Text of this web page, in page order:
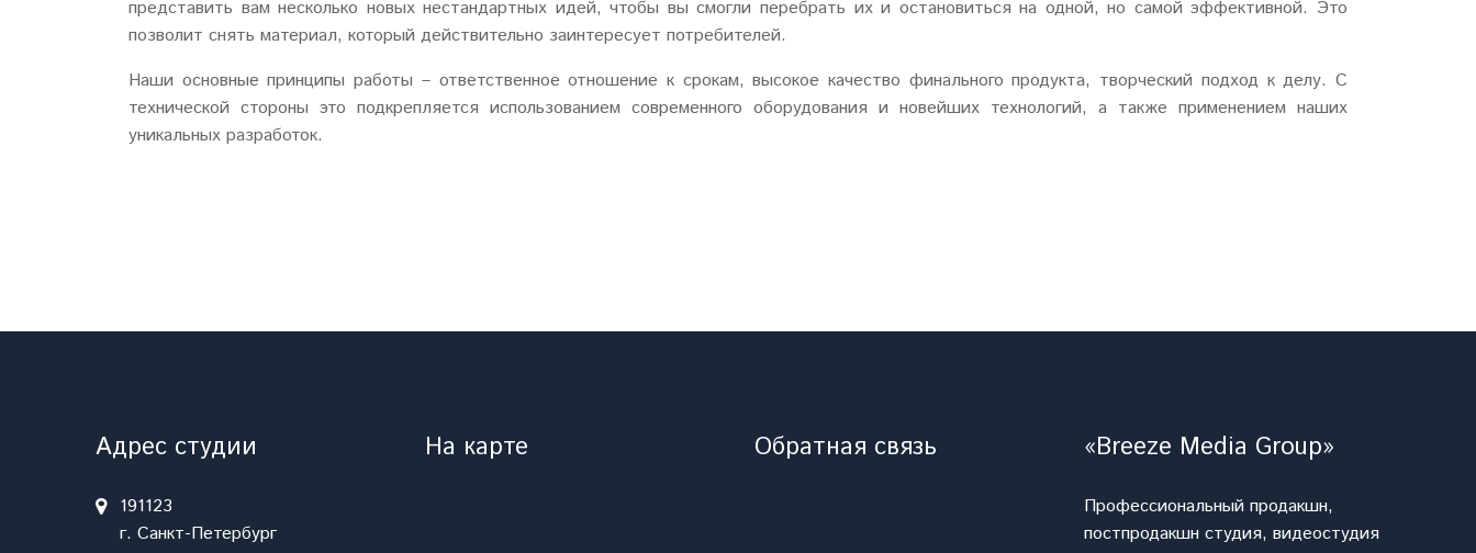
представить вам несколько новых нестандартных идей, чтобы вы смогли перебрать их и остановиться на одной, но самой эффективной. Это
позволит снять материал, который действительно заинтересует потребителей.
Наши основные принципы работы – ответственное отношение к срокам, высокое качество финального продукта, творческий подход к делу. С
технической стороны это подкрепляется использованием современного оборудования и новейших технологий, а также применением наших
уникальных разработок.
Адрес студии
191123
г. Санкт-Петербург
На карте Обратная связь «Breeze Media Group»
Профессиональный продакшн,
постпродакшн студия, видеостудия